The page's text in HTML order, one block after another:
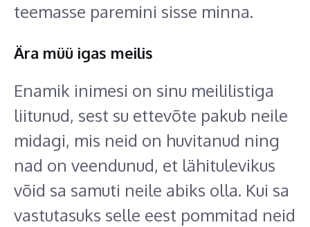
teemasse paremini sisse minna.
Ära müü igas meilis
Enamik inimesi on sinu meililistiga
liitunud, sest su ettevõte pakub neile
midagi, mis neid on huvitanud ning
nad on veendunud, et lähitulevikus
võid sa samuti neile abiks olla. Kui sa
vastutasuks selle eest pommitad neid